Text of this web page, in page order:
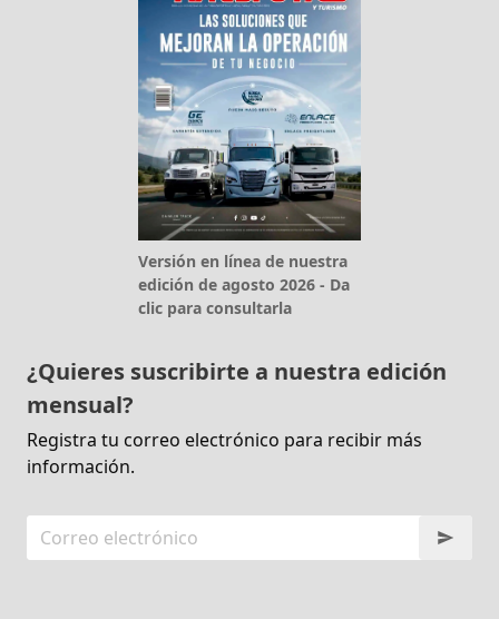
Versión en línea de nuestra
edición de agosto 2026 - Da
clic para consultarla
¿Quieres suscribirte a nuestra edición
mensual?
Registra tu correo electrónico para recibir más
información.